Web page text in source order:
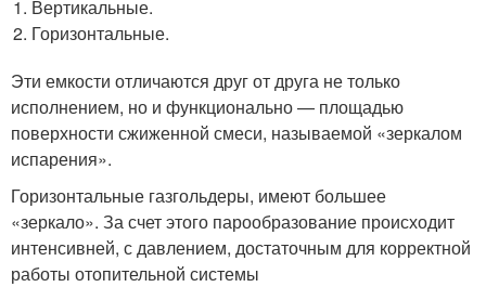
Вертикальные.
Горизонтальные.
Эти емкости отличаются друг от друга не только
исполнением, но и функционально — площадью
поверхности сжиженной смеси, называемой «зеркалом
испарения».
Горизонтальные газгольдеры, имеют большее
«зеркало». За счет этого парообразование происходит
интенсивней, с давлением, достаточным для корректной
работы отопительной системы